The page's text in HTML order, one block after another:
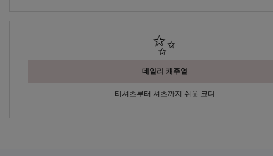
✨
데일리 캐주얼
티셔츠부터 셔츠까지 쉬운 코디